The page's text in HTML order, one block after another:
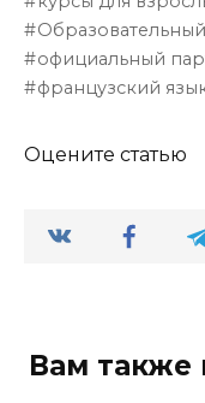
официальный
французский
Оцените статью
Вам также